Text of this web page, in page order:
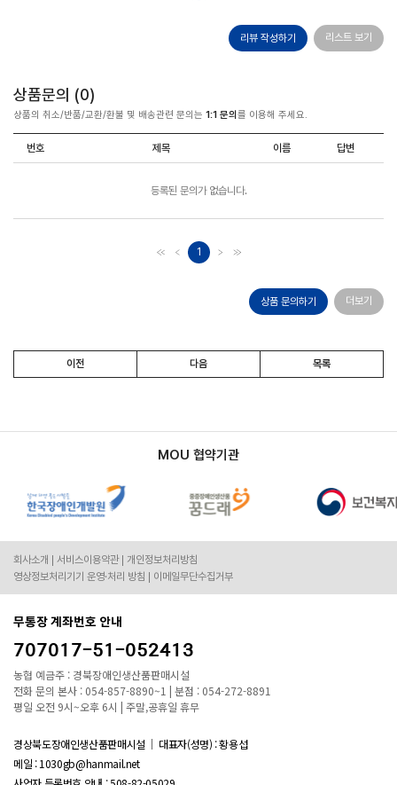
리뷰 작성하기 리스트 보기
상품문의 (0)
상품의 취소/반품/교환/환불 및 배송관련 문의는 1:1 문의 를 이용해 주세요.
번호 제목 이름 답변
등록된 문의가 없습니다.
1
상품 문의하기 더보기
이전 다음 목록
MOU 협약기관
회사소개 서비스이용약관
개인정보처리방침
영상정보처리기기 운영·처리 방침
이메일무단수집거부
무통장 계좌번호 안내
707017-51-052413
농협 예금주 : 경북장애인생산품판매시설
전화 문의 본사 : 054-857-8890~1 | 분점 : 054-272-8891
평일 오전 9시~오후 6시 | 주말,공휴일 휴무
경상북도장애인생산품판매시설
대표자(성명) : 황용섭
메일 : 1030gb@hanmail.net